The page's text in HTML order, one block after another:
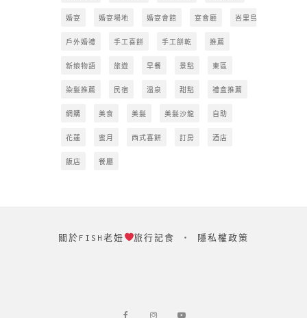
婚宴 婚宴場地 婚宴會館 宴會廳 峇里島
戶外婚禮 手工喜餅 手工餅乾 推薦
新娘物語 旅遊 早餐 景點 東區
染髮推薦 民宿 溫泉 甜點 禮盒推薦
網購 美食 美髮 美髮沙龍 自助
花蓮 蜜月 西式喜餅 訂房 酒店
飯店 餐廳
關於FISH老妞 旅行記食 ‧ 隱私權政策